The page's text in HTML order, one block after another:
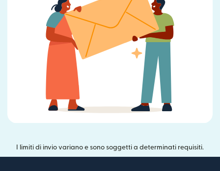
I limiti di invio variano e sono soggetti a determinati requisiti.